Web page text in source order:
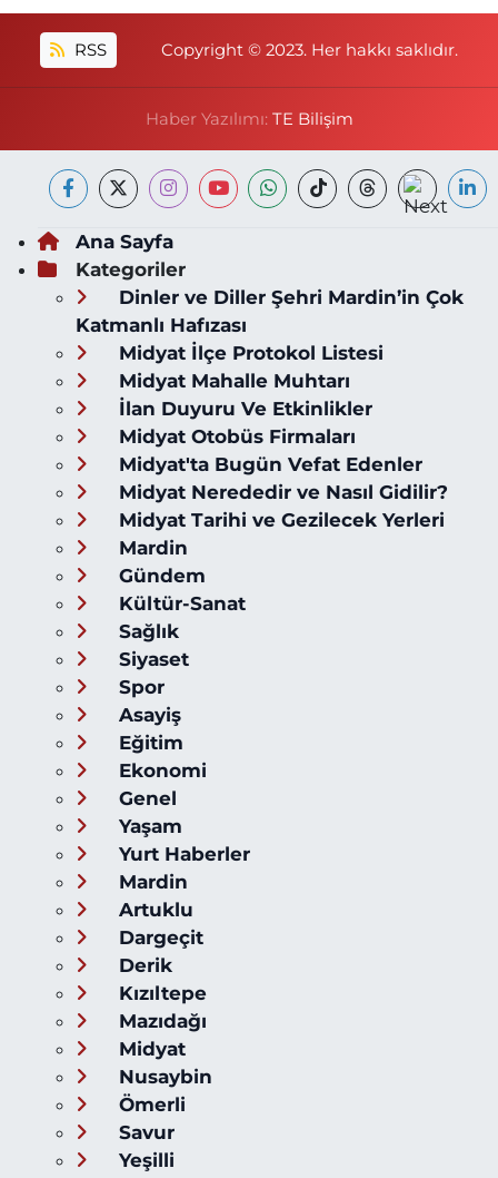
RSS Copyright © 2023. Her hakkı saklıdır.
Haber Yazılımı: TE Bilişim
Ana Sayfa
Kategoriler
Dinler ve Diller Şehri Mardin’in Çok
Katmanlı Hafızası
Midyat İlçe Protokol Listesi
Midyat Mahalle Muhtarı
İlan Duyuru Ve Etkinlikler
Midyat Otobüs Firmaları
Midyat'ta Bugün Vefat Edenler
Midyat Nerededir ve Nasıl Gidilir?
Midyat Tarihi ve Gezilecek Yerleri
Mardin
Gündem
Kültür-Sanat
Sağlık
Siyaset
Spor
Asayiş
Eğitim
Ekonomi
Genel
Yaşam
Yurt Haberler
Mardin
Artuklu
Dargeçit
Derik
Kızıltepe
Mazıdağı
Midyat
Nusaybin
Ömerli
Savur
Yeşilli